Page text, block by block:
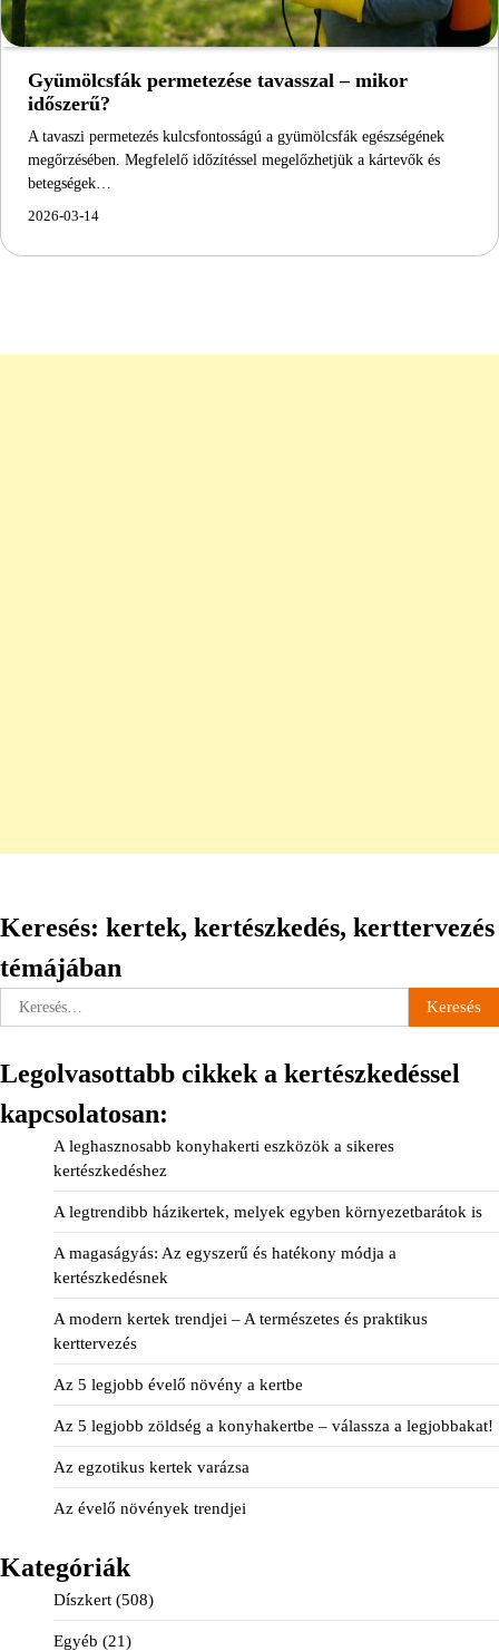
Gyümölcsfák permetezése tavasszal – mikor
időszerű?
A tavaszi permetezés kulcsfontosságú a gyümölcsfák egészségének
megőrzésében. Megfelelő időzítéssel megelőzhetjük a kártevők és
betegségek…
2026-03-14
Keresés: kertek, kertészkedés, kerttervezés
témájában
Keresés:
Legolvasottabb cikkek a kertészkedéssel
kapcsolatosan:
A leghasznosabb konyhakerti eszközök a sikeres
kertészkedéshez
A legtrendibb házikertek, melyek egyben környezetbarátok is
A magaságyás: Az egyszerű és hatékony módja a
kertészkedésnek
A modern kertek trendjei – A természetes és praktikus
kerttervezés
Az 5 legjobb évelő növény a kertbe
Az 5 legjobb zöldség a konyhakertbe – válassza a legjobbakat!
Az egzotikus kertek varázsa
Az évelő növények trendjei
Kategóriák
Díszkert (508)
Egyéb (21)